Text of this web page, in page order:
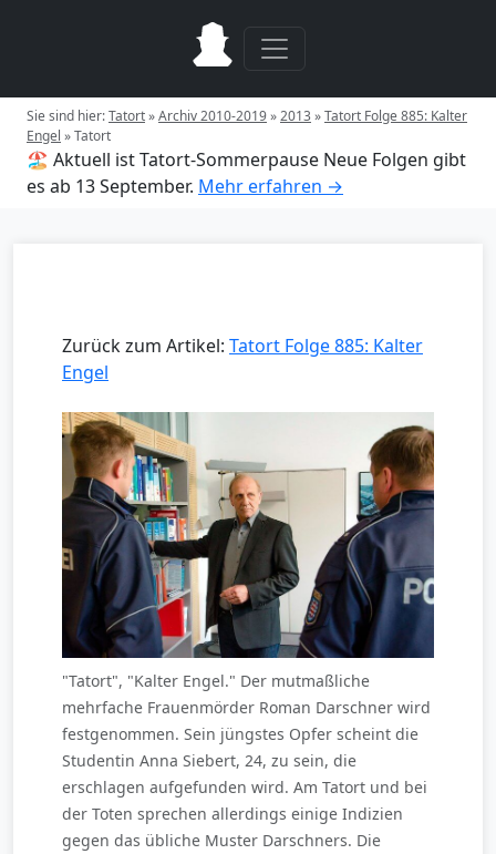
Sie sind hier:Tatort»Archiv 2010-2019»2013»Tatort Folge 885: Kalter
Engel »Tatort
🏖️ Aktuell ist Tatort-Sommerpause Neue Folgen gibt
es ab 13 September. Mehr erfahren →
Zurück zum Artikel: Tatort Folge 885: Kalter
Engel
"Tatort", "Kalter Engel." Der mutmaßliche
mehrfache Frauenmörder Roman Darschner wird
festgenommen. Sein jüngstes Opfer scheint die
Studentin Anna Siebert, 24, zu sein, die
erschlagen aufgefunden wird. Am Tatort und bei
der Toten sprechen allerdings einige Indizien
gegen das übliche Muster Darschners. Die